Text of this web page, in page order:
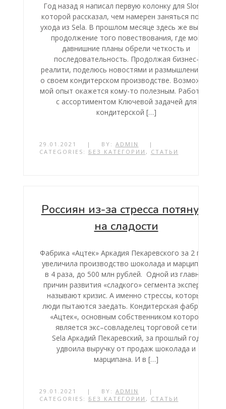
Год назад я написал первую колонку для Slon, в
которой рассказал, чем намерен заняться после
ухода из Sela. В прошлом месяце здесь же вышло
продолжение того повествования, где мои
давнишние планы обрели четкость и
последовательность. Продолжая бизнес-
реалити, поделюсь новостями и размышлениями
о своем кондитерском производстве. Возможно,
мой опыт окажется кому-то полезным. Работаем
с ассортиментом Ключевой задачей для
кондитерской […]
29.01.2021 | BY: ADMIN
|
CATEGORIES: БЕЗ КАТЕГОРИИ , СТАТЬИ
Россиян из-за стресса потянуло
на сладости
Фабрика «Ацтек» Аркадия Пекаревского за 2 года
увеличила производство шоколада и марципана
в 4 раза, до 500 млн рублей. Одной из главных
причин развития «сладкого» сегмента эксперты
называют кризис. А именно стрессы, которые
люди пытаются заедать. Кондитерская фабрика
«Ацтек«, основным собственником которой
является экс–совладелец торговой сети
Sela Аркадий Пекаревский, за прошлый год
удвоила выручку от продаж шоколада и
марципана. И в […]
29.01.2021 | BY: ADMIN
|
CATEGORIES: БЕЗ КАТЕГОРИИ , СТАТЬИ